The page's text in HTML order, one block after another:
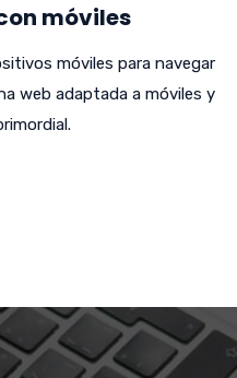
móviles
móviles para navegar
web adaptada a móviles y